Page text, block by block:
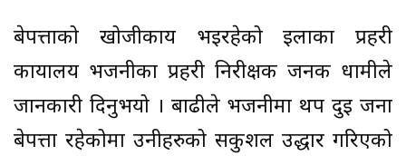
बेपत्ताको खोजीकार्य भइरहेको इलाका प्रहरी
कार्यालय भजनीका प्रहरी निरीक्षक जनक धामीले
जानकारी दिनुभयो । बाढीले भजनीमा थप दुई जना
बेपत्ता रहेकोमा उनीहरुको सकुशल उद्धार गरिएको